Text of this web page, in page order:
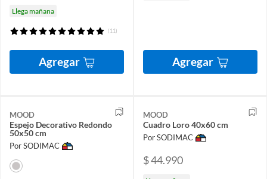
Llega mañana
(11)
Agregar Agregar
MOOD
Espejo Decorativo Redondo
50x50 cm
Por SODIMAC
MOOD
Cuadro Loro 40x60 cm
Por SODIMAC
$ 44.990